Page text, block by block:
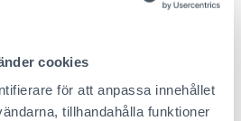
cookies
för att anpassa innehållet
tillhandahålla funktioner
om det aktuella
Twitter(@Interpedia_ry)
LinkedInerbjuder